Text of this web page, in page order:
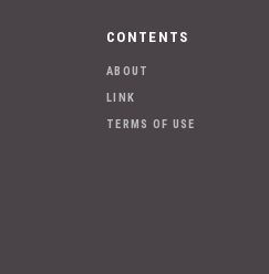
CONTENTS
ABOUT
LINK
TERMS OF USE